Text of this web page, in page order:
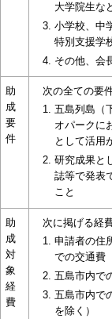
大学院生な
小学校、中
特別支援学
その他、会
助
成
要
件
次の全ての要
五島列島（
オパークに
として活用
研究成果と
誌等で発表
こと
助
成
対
象
経
費
次に掲げる経
申請者の住
での交通費
五島市内で
五島市内で
を除く）